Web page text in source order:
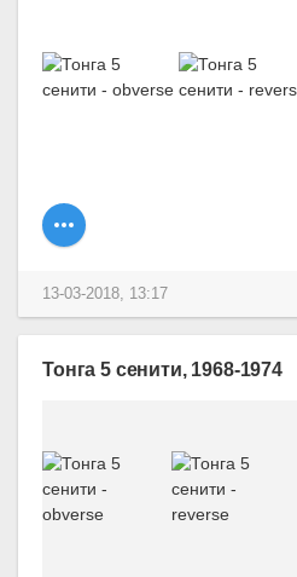
13-03-2018, 13:17
Тонга 5 сенити, 1968-1974